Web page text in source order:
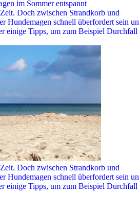
im Sommer entspannt
Doch zwischen Strandkorb und
Hundemagen schnell überfordert sein
einige Tipps, um zum Beispiel Durchfall
Doch zwischen Strandkorb und
Hundemagen schnell überfordert sein
einige Tipps, um zum Beispiel Durchfall